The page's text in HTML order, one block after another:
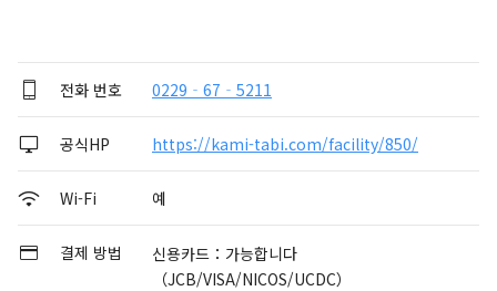
전화 번호 0229‐67‐5211
공식HP https://kami-tabi.com/facility/850/
Wi-Fi 예
결제 방법
신용카드：가능합니다
（JCB/VISA/NICOS/UCDC）